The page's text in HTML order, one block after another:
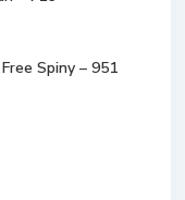
Spiny – 951